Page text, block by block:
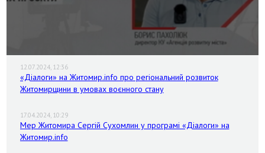
12.07.2024, 12:36
«Діалоги» на Житомир.info про регіональний розвиток
Житомирщини в умовах воєнного стану
17.04.2024, 10:29
Мер Житомира Сергій Сухомлин у програмі «Діалоги» на
Житомир.info